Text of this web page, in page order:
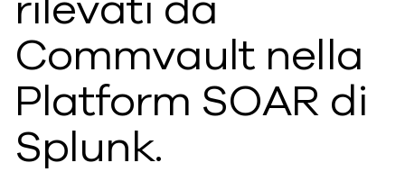
Commvault nella
Platform SOAR di
Splunk.